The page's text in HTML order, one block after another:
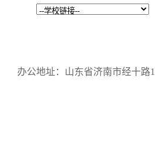
办公地址：山东省济南市经十路